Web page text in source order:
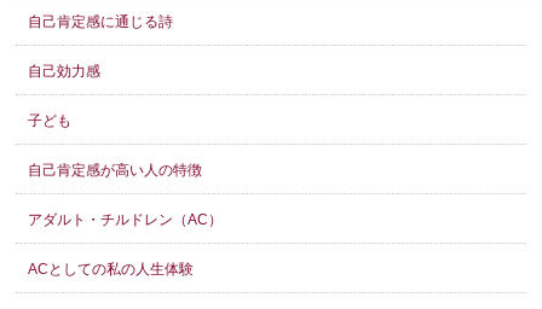
自己肯定感に通じる詩
自己効力感
子ども
自己肯定感が高い人の特徴
アダルト・チルドレン（AC）
ACとしての私の人生体験